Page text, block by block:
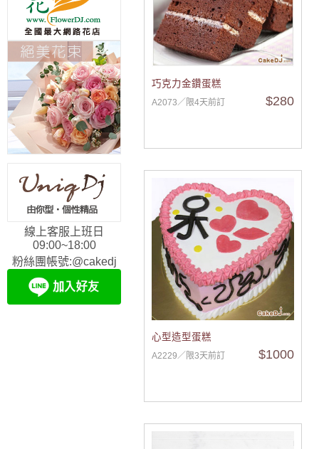
線上客服上班日
09:00~18:00
粉絲團帳號:@cakedj
巧克力金鑽蛋糕
A2073／限4天前訂 $280
心型造型蛋糕
A2229／限3天前訂 $1000